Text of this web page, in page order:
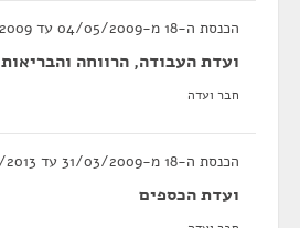
הכנסת ה-18 מ-04/05/2009 עד 03/08/2009
ועדת העבודה, הרווחה והבריאות
חבר ועדה
הכנסת ה-18 מ-31/03/2009 עד 05/02/2013
ועדת הכספים